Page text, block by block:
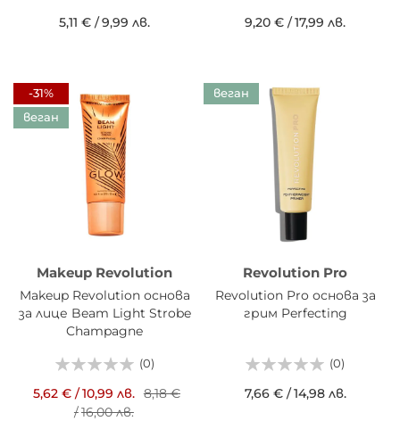
5,11 € /9,99 лв. 9,20 € /17,99 лв.
-31%
веган
Makeup Revolution
Makeup Revolution основа
за лице Beam Light Strobe
Champagne
(0)
5,62 €/10,99 лв. 8,18 €
/16,00 лв.
веган
Revolution Pro
Revolution Pro основа за
грим Perfecting
(0)
7,66 €/14,98 лв.